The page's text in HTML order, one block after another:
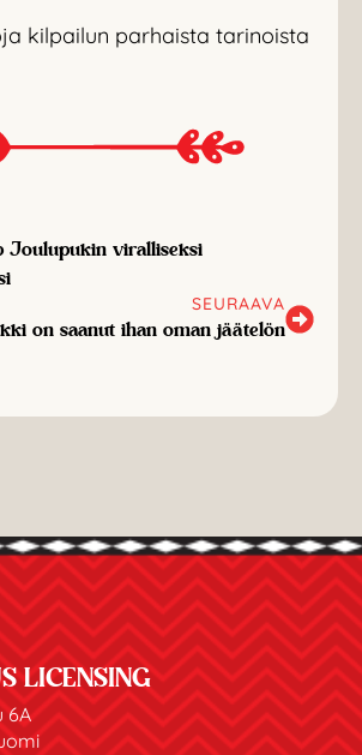
kilpailun parhaista tarinoista
Joulupukin viralliseksi
SEURAAVA
on saanut ihan oman jäätelön
LICENSING
6A